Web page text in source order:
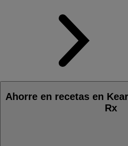
Ahorre en recetas en
Rx